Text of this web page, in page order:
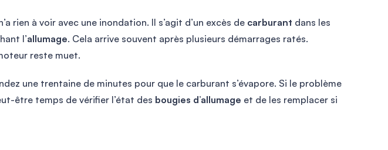
rien à voir avec une inondation. Il s’agit d’un excès de carburant dans les
l’allumage. Cela arrive souvent après plusieurs démarrages ratés.
reste muet.
une trentaine de minutes pour que le carburant s’évapore. Si le problème
être temps de vérifier l’état des bougies d’allumage et de les remplacer si